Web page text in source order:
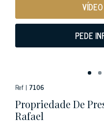
PEDE
Ref | 7106
Propriedade De
Rafael